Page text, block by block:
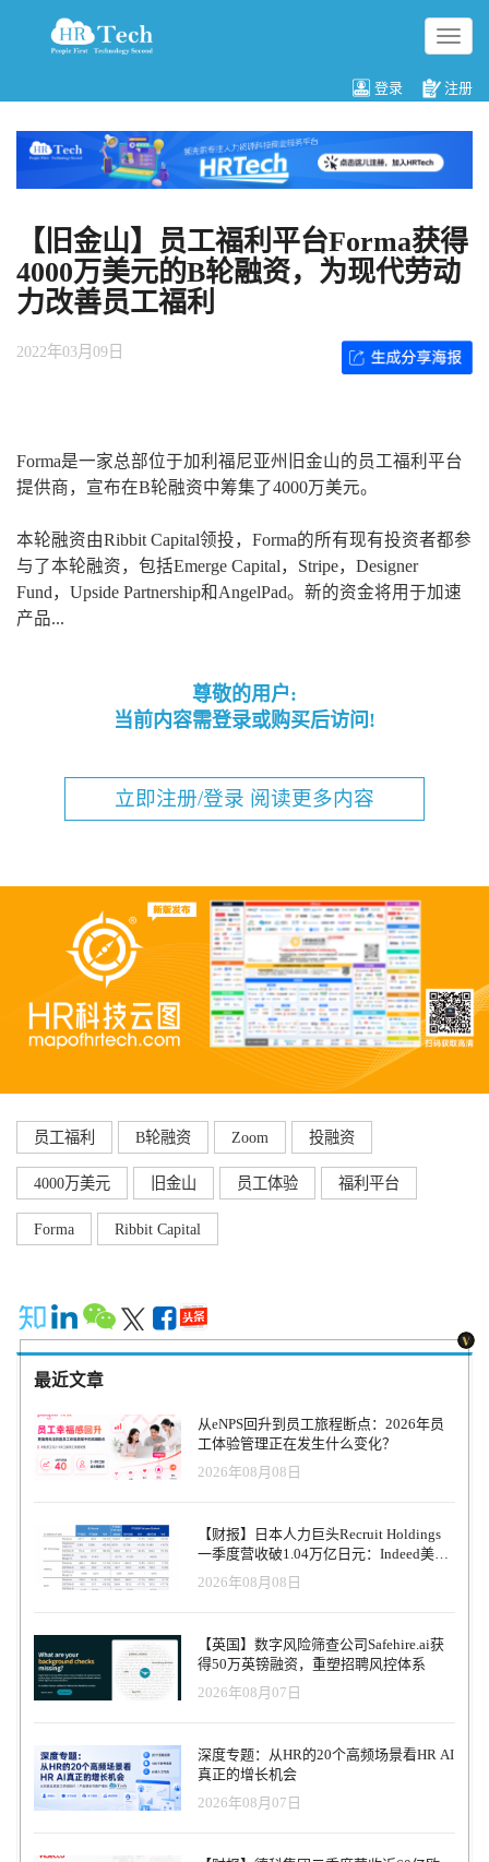
切
换
航
登录 注册
【旧金山】员工福利平台Forma获得
4000万美元的B轮融资，为现代劳动
力改善员工福利
2022年03月09日
Forma是一家总部位于加利福尼亚州旧金山的员工福利平台
提供商，宣布在B轮融资中筹集了4000万美元。
本轮融资由Ribbit Capital领投，Forma的所有现有投资者都参
与了本轮融资，包括Emerge Capital，Stripe，Designer
Fund，Upside Partnership和AngelPad。新的资金将用于加速
产品...
尊敬的用户:
当前内容需登录或购买后访问!
立即注册/登录 阅读更多内容
员工福利 B轮融资 Zoom 投融资
4000万美元 旧金山 员工体验 福利平台
Forma Ribbit Capital
最近文章
从eNPS回升到员工旅程断点：2026年员
工体验管理正在发生什么变化？
2026年08月08日
【财报】日本人力巨头Recruit Holdings
一季度营收破1.04万亿日元：Indeed美国
收入逆势增长30%，AI招聘推动利润率升
至47.4%
2026年08月08日
【英国】数字风险筛查公司Safehire.ai获
得50万英镑融资，重塑招聘风控体系
2026年08月07日
深度专题：从HR的20个高频场景看HR AI
真正的增长机会
2026年08月07日